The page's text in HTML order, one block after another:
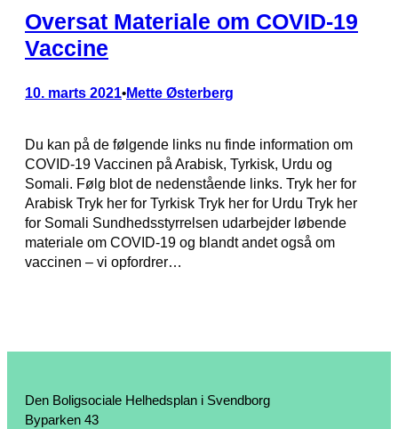
Oversat Materiale om COVID-19
Vaccine
10. marts 2021•Mette Østerberg
Du kan på de følgende links nu finde information om
COVID-19 Vaccinen på Arabisk, Tyrkisk, Urdu og
Somali. Følg blot de nedenstående links. Tryk her for
Arabisk Tryk her for Tyrkisk Tryk her for Urdu Tryk her
for Somali Sundhedsstyrrelsen udarbejder løbende
materiale om COVID-19 og blandt andet også om
vaccinen – vi opfordrer…
Den Boligsociale Helhedsplan i Svendborg
Byparken 43